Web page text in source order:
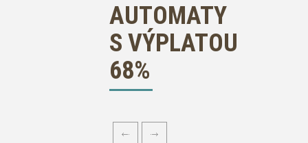
AUTOMATY
S VÝPLATOU
68%